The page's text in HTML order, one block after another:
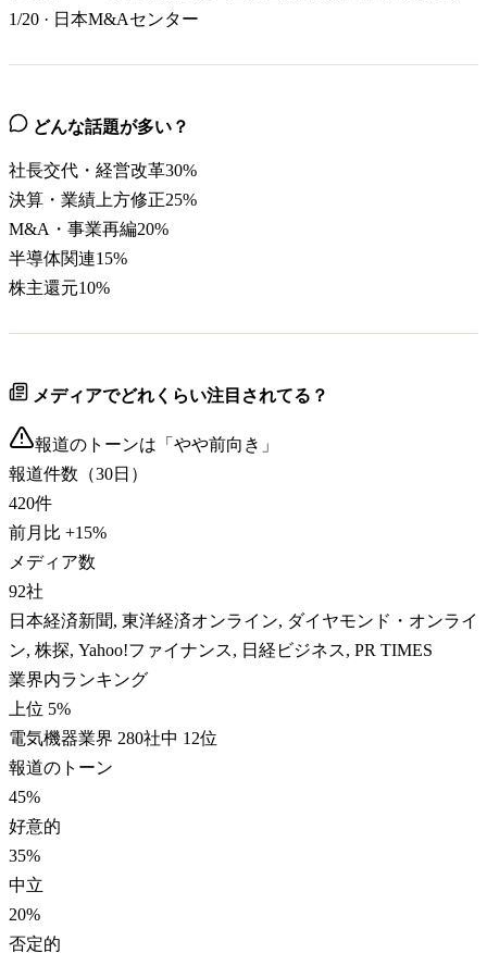
1/20 · 日本M&Aセンター
どんな話題が多い？
社長交代・経営改革30%
決算・業績上方修正25%
M&A・事業再編20%
半導体関連15%
株主還元10%
メディアでどれくらい注目されてる？
報道のトーンは「 やや前向き 」
報道件数（30日）
420件
前月比 +15%
メディア数
92社
日本経済新聞, 東洋経済オンライン, ダイヤモンド・オンライ
ン, 株探, Yahoo!ファイナンス, 日経ビジネス, PR TIMES
業界内ランキング
上位 5%
電気機器業界 280社中 12位
報道のトーン
45%
好意的
35%
中立
20%
否定的